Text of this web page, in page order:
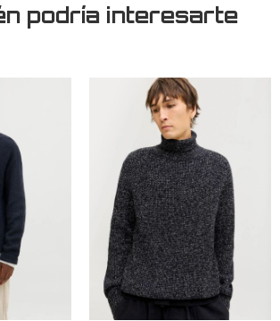
podría interesarte